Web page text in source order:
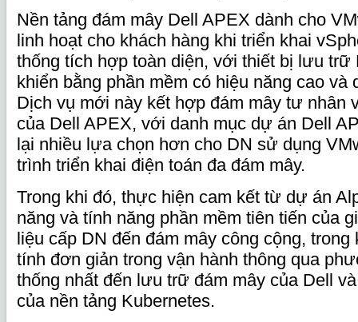
Nền tảng đám mây Dell APEX dành cho
linh hoạt cho khách hàng khi triển khai
thống tích hợp toàn diện, với thiết bị lưu
khiển bằng phần mềm có hiệu năng cao và
Dịch vụ mới này kết hợp đám mây tư nhân
của Dell APEX, với danh mục dự án Dell
lại nhiều lựa chọn hơn cho DN sử dụng
trình triển khai điện toán đa đám mây.
Trong khi đó, thực hiện cam kết từ dự án
năng và tính năng phần mềm tiên tiến của
liệu cấp DN đến đám mây công cộng, trong
tính đơn giản trong vận hành thông qua
thống nhất đến lưu trữ đám mây của Dell
của nền tảng Kubernetes.